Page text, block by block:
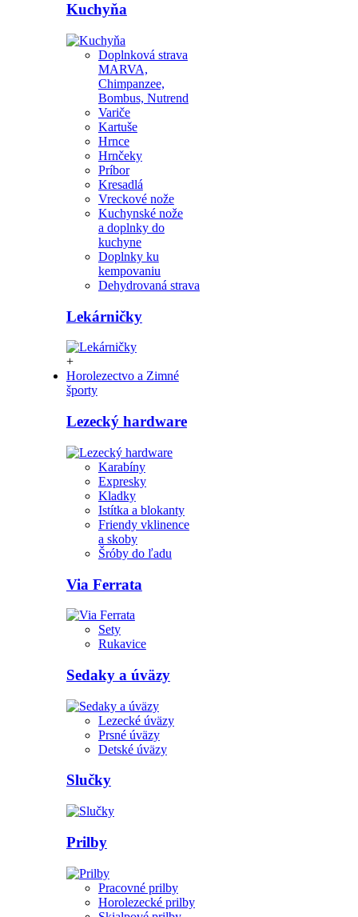
Kuchyňa
Doplnková strava
MARVA,
Chimpanzee,
Bombus, Nutrend
Variče
Kartuše
Hrnce
Hrnčeky
Príbor
Kresadlá
Vreckové nože
Kuchynské nože
a doplnky do
kuchyne
Doplnky ku
kempovaniu
Dehydrovaná strava
Lekárničky
+
Horolezectvo a Zimné
športy
Lezecký hardware
Karabíny
Expresky
Kladky
Istítka a blokanty
Friendy vklinence
a skoby
Šróby do ľadu
Via Ferrata
Sety
Rukavice
Sedaky a úväzy
Lezecké úväzy
Prsné úväzy
Detské úväzy
Slučky
Prilby
Pracovné prilby
Horolezecké prilby